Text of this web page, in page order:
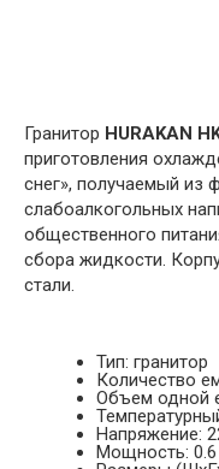
Гранитор HURAKAN
приготовления
снег», получаемый из
слабоалкогольных
общественного
сбора жидкости.
стали.
Тип: гранитор
Количество
Объем одной
Напряжение:
Мощность: 0.6